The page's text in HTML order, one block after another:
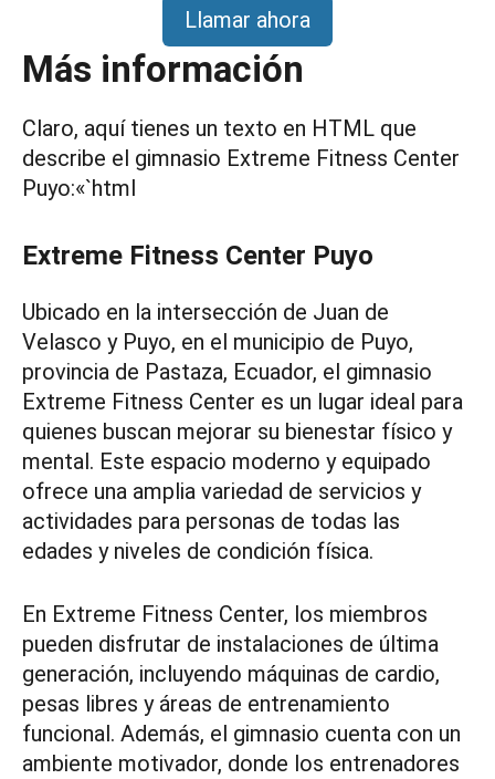
Llamar ahora
Más información
Claro, aquí tienes un texto en HTML que
describe el gimnasio Extreme Fitness Center
Puyo:«`html
Extreme Fitness Center Puyo
Ubicado en la intersección de Juan de
Velasco y Puyo, en el municipio de Puyo,
provincia de Pastaza, Ecuador, el gimnasio
Extreme Fitness Center es un lugar ideal para
quienes buscan mejorar su bienestar físico y
mental. Este espacio moderno y equipado
ofrece una amplia variedad de servicios y
actividades para personas de todas las
edades y niveles de condición física.
En Extreme Fitness Center, los miembros
pueden disfrutar de instalaciones de última
generación, incluyendo máquinas de cardio,
pesas libres y áreas de entrenamiento
funcional. Además, el gimnasio cuenta con un
ambiente motivador, donde los entrenadores